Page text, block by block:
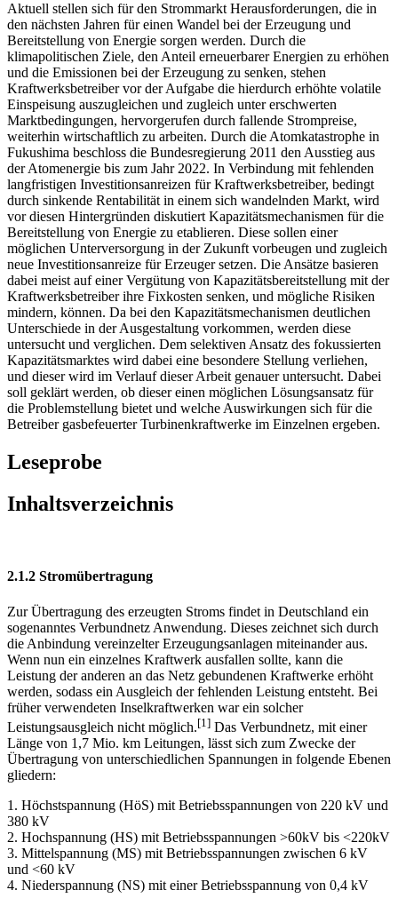
Aktuell stellen sich für den Strommarkt Herausforderungen, die in
den nächsten Jahren für einen Wandel bei der Erzeugung und
Bereitstellung von Energie sorgen werden. Durch die
klimapolitischen Ziele, den Anteil erneuerbarer Energien zu erhöhen
und die Emissionen bei der Erzeugung zu senken, stehen
Kraftwerksbetreiber vor der Aufgabe die hierdurch erhöhte volatile
Einspeisung auszugleichen und zugleich unter erschwerten
Marktbedingungen, hervorgerufen durch fallende Strompreise,
weiterhin wirtschaftlich zu arbeiten. Durch die Atomkatastrophe in
Fukushima beschloss die Bundesregierung 2011 den Ausstieg aus
der Atomenergie bis zum Jahr 2022. In Verbindung mit fehlenden
langfristigen Investitionsanreizen für Kraftwerksbetreiber, bedingt
durch sinkende Rentabilität in einem sich wandelnden Markt, wird
vor diesen Hintergründen diskutiert Kapazitätsmechanismen für die
Bereitstellung von Energie zu etablieren. Diese sollen einer
möglichen Unterversorgung in der Zukunft vorbeugen und zugleich
neue Investitionsanreize für Erzeuger setzen. Die Ansätze basieren
dabei meist auf einer Vergütung von Kapazitätsbereitstellung mit der
Kraftwerksbetreiber ihre Fixkosten senken, und mögliche Risiken
mindern, können. Da bei den Kapazitätsmechanismen deutlichen
Unterschiede in der Ausgestaltung vorkommen, werden diese
untersucht und verglichen. Dem selektiven Ansatz des fokussierten
Kapazitätsmarktes wird dabei eine besondere Stellung verliehen,
und dieser wird im Verlauf dieser Arbeit genauer untersucht. Dabei
soll geklärt werden, ob dieser einen möglichen Lösungsansatz für
die Problemstellung bietet und welche Auswirkungen sich für die
Betreiber gasbefeuerter Turbinenkraftwerke im Einzelnen ergeben.
Leseprobe
Inhaltsverzeichnis
2.1.2 Stromübertragung
Zur Übertragung des erzeugten Stroms findet in Deutschland ein
sogenanntes Verbundnetz Anwendung. Dieses zeichnet sich durch
die Anbindung vereinzelter Erzeugungsanlagen miteinander aus.
Wenn nun ein einzelnes Kraftwerk ausfallen sollte, kann die
Leistung der anderen an das Netz gebundenen Kraftwerke erhöht
werden, sodass ein Ausgleich der fehlenden Leistung entsteht. Bei
früher verwendeten Inselkraftwerken war ein solcher
Leistungsausgleich nicht möglich.[1] Das Verbundnetz, mit einer
Länge von 1,7 Mio. km Leitungen, lässt sich zum Zwecke der
Übertragung von unterschiedlichen Spannungen in folgende Ebenen
gliedern:
1. Höchstspannung (HöS) mit Betriebsspannungen von 220 kV und
380 kV
2. Hochspannung (HS) mit Betriebsspannungen >60kV bis <220kV
3. Mittelspannung (MS) mit Betriebsspannungen zwischen 6 kV
und <60 kV
4. Niederspannung (NS) mit einer Betriebsspannung von 0,4 kV